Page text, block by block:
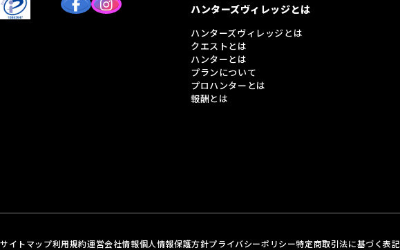
ハンターズヴィレッジとは
ハンターズヴィレッジとは
クエストとは
ハンターとは
プランについて
プロハンターとは
報酬とは
サイトマップ利用規約運営会社情報個人情報保護方針プライバシーポリシー特定商取引法に基づく表記